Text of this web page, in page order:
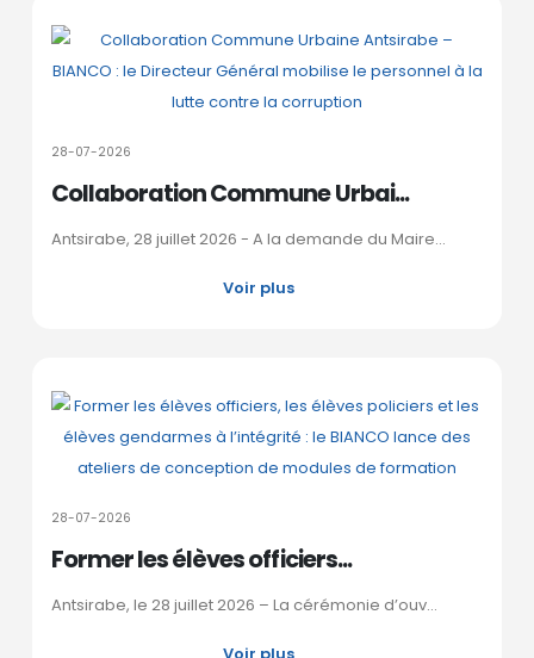
28-07-2026
Collaboration Commune Urbai...
Antsirabe, 28 juillet 2026 - A la demande du Maire...
Voir plus
28-07-2026
Former les élèves officiers...
Antsirabe, le 28 juillet 2026 – La cérémonie d’ouv...
Voir plus